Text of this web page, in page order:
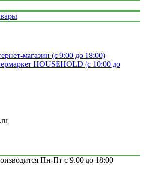
магазин (с 9:00 до 18:00)
HOUSEHOLD (с 10:00 до
Пн-Пт с 9.00 до 18:00